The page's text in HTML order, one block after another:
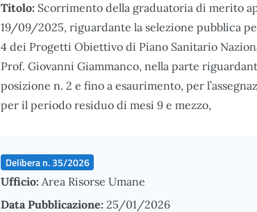
Titolo: Scorrimento della graduatoria di merito
19/09/2025, riguardante la selezione pubblica
4 dei Progetti Obiettivo di Piano Sanitario
Prof. Giovanni Giammanco, nella parte
posizione n. 2 e fino a esaurimento, per
per il periodo residuo di mesi 9 e mezzo,
Delibera n. 35/2026
Ufficio: Area Risorse Umane
Data Pubblicazione: 25/01/2026